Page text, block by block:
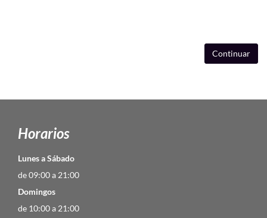
Continuar
Horarios
Lunes a Sábado
de 09:00 a 21:00
Domingos
de 10:00 a 21:00